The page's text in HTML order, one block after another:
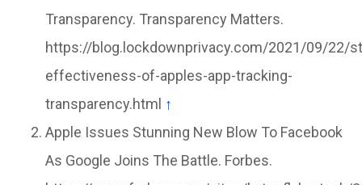
Transparency. Transparency Matters.
https://blog.lockdownprivacy.com/2021/09/22/
effectiveness-of-apples-app-tracking-
transparency.html ↑
Apple Issues Stunning New Blow To Facebook
As Google Joins The Battle. Forbes.